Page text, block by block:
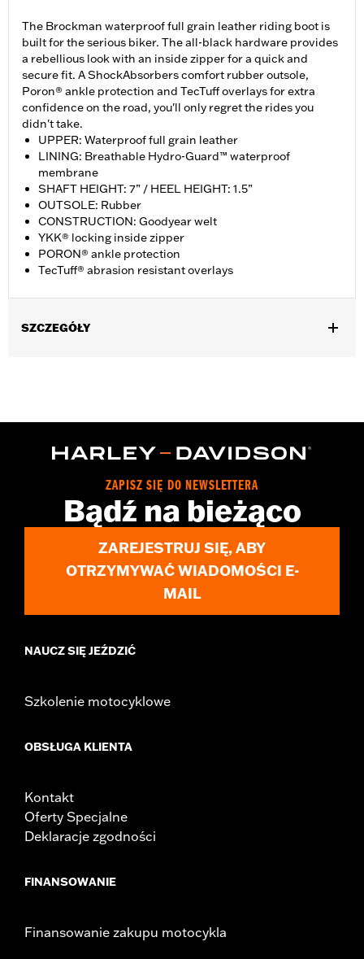
The Brockman waterproof full grain leather riding boot is
built for the serious biker. The all-black hardware provides
a rebellious look with an inside zipper for a quick and
secure fit. A ShockAbsorbers comfort rubber outsole,
Poron® ankle protection and TecTuff overlays for extra
confidence on the road, you'll only regret the rides you
didn't take.
UPPER: Waterproof full grain leather
LINING: Breathable Hydro-Guard™ waterproof
membrane
SHAFT HEIGHT: 7” / HEEL HEIGHT: 1.5”
OUTSOLE: Rubber
CONSTRUCTION: Goodyear welt
YKK® locking inside zipper
PORON® ankle protection
TecTuff® abrasion resistant overlays
SZCZEGÓŁY
Dimension Description:SHAFT HEIGHT: 7” / HEEL HEIGHT:
ZAPISZ SIĘ DO NEWSLETTERA
Bądź na bieżąco
ZAREJESTRUJ SIĘ, ABY
OTRZYMYWAĆ WIADOMOŚCI E-
MAIL
NAUCZ SIĘ JEŹDZIĆ
Szkolenie motocyklowe
OBSŁUGA KLIENTA
Kontakt
Oferty Specjalne
Deklaracje zgodności
FINANSOWANIE
Finansowanie zakupu motocykla